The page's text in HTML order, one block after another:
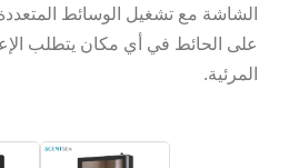
الشاشة مع تشغيل الوسائط المتعددة.
على الحائط في أي مكان يتطلب
المرئية.